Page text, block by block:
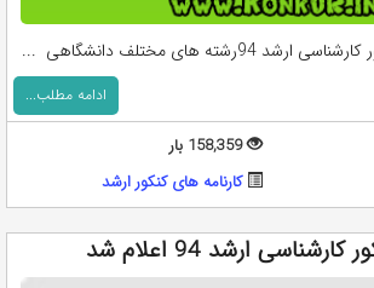
های مختلف دانشگاهی ...
ادامه مطلب...
158,359 بار
کارنامه های کنکور ارشد
ارشد 94 اعلام شد